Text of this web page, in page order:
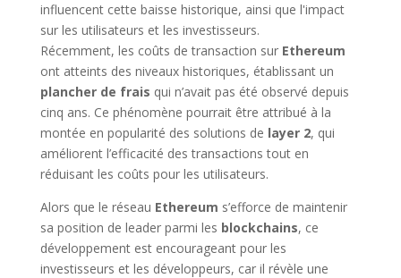
Récemment, les coûts de transaction sur Ethereum
ont atteints des niveaux historiques, établissant un
plancher de frais qui n’avait pas été observé depuis
cinq ans. Ce phénomène pourrait être attribué à la
montée en popularité des solutions de layer 2, qui
améliorent l’efficacité des transactions tout en
réduisant les coûts pour les utilisateurs.
Alors que le réseau Ethereum s’efforce de maintenir
sa position de leader parmi les blockchains, ce
développement est encourageant pour les
investisseurs et les développeurs, car il révèle une